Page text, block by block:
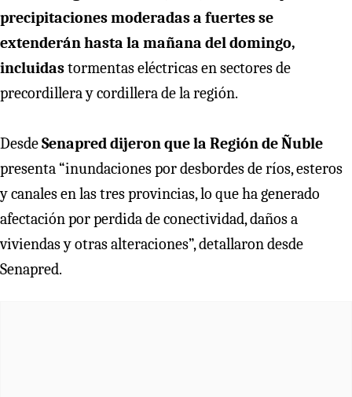
precipitaciones moderadas a fuertes se
extenderán hasta la mañana del domingo,
incluidastormentas eléctricas en sectores de
precordillera y cordillera de la región.
DesdeSenapred dijeron que la Región de Ñuble
presenta “inundaciones por desbordes de ríos, esteros
y canales en las tres provincias, lo que ha generado
afectación por perdida de conectividad, daños a
viviendas y otras alteraciones”, detallaron desde
Senapred.